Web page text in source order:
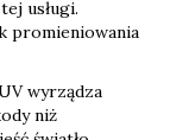
usługi.
promieniowania
wyrządza
niż